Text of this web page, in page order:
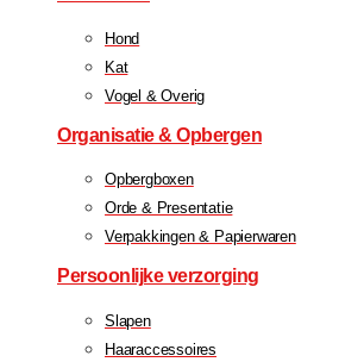
Hond
Kat
Vogel & Overig
Organisatie & Opbergen
Opbergboxen
Orde & Presentatie
Verpakkingen & Papierwaren
Persoonlijke verzorging
Slapen
Haaraccessoires